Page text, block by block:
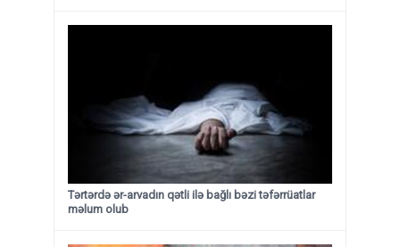
Tərtərdə ər-arvadın qətli ilə bağlı bəzi təfərrüatlar
məlum olub